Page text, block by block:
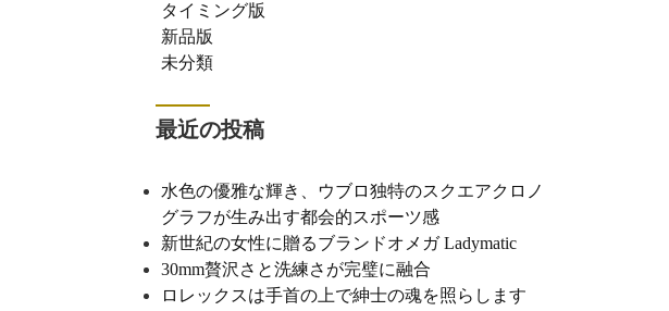
タイミング版
新品版
未分類
最近の投稿
水色の優雅な輝き、ウブロ独特のスクエアクロノ
グラフが生み出す都会的スポーツ感
新世紀の女性に贈るブランドオメガ Ladymatic
30mm贅沢さと洗練さが完璧に融合
ロレックスは手首の上で紳士の魂を照らします